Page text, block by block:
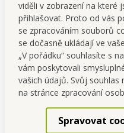
viděli v zobrazení na které
přihlašovat. Proto od vás
se zpracováním souborů
se dočasně ukládají ve
„V pořádku“ souhlasíte s
vám poskytovali
vašich údajů. Svůj
na stránce zpracování
Spravovat
doplněk. Chrání před
odvádí vlhkost. Při
obličeje a v zimě
Multifunkční šátek:
• chrání před sluncem
• je prodyšný a dobře
• při sportu zabrání stékání